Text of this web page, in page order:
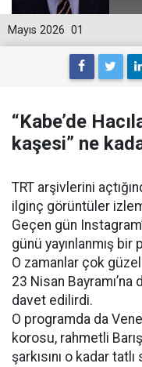
01
Mayıs 2026
“Kabe’de
kaşesi” ne
TRT arşivlerini
ilginç görüntüler
Geçen gün
günü yayınlanmış bir
O zamanlar çok
23 Nisan
davet edilirdi.
O programda da
korosu, rahmetli
şarkısını o kadar